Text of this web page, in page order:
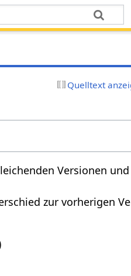
Quelltext
Versionen
zur vorherigen